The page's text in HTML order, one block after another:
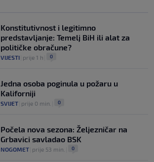
Konstitutivnost i legitimno
predstavljanje: Temelj BiH ili alat za
političke obračune?
VIJESTI prije 1 h 0
Jedna osoba poginula u požaru u
Kaliforniji
SVIJET prije 0 min. 0
Počela nova sezona: Željezničar na
Grbavici savladao BSK
NOGOMET prije 53 min. 0